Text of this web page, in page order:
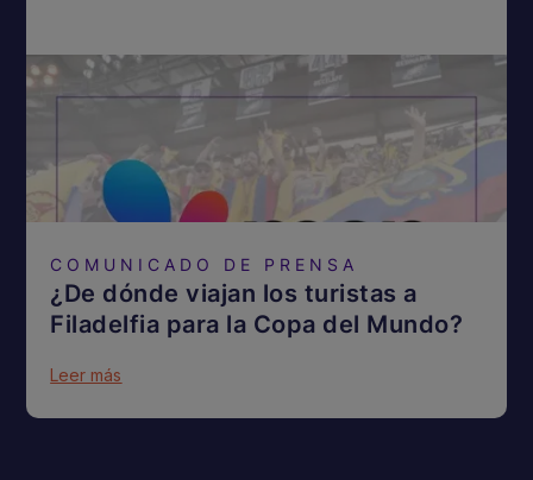
COMUNICADO DE PRENSA
¿De dónde viajan los turistas a
Filadelfia para la Copa del Mundo?
Leer más